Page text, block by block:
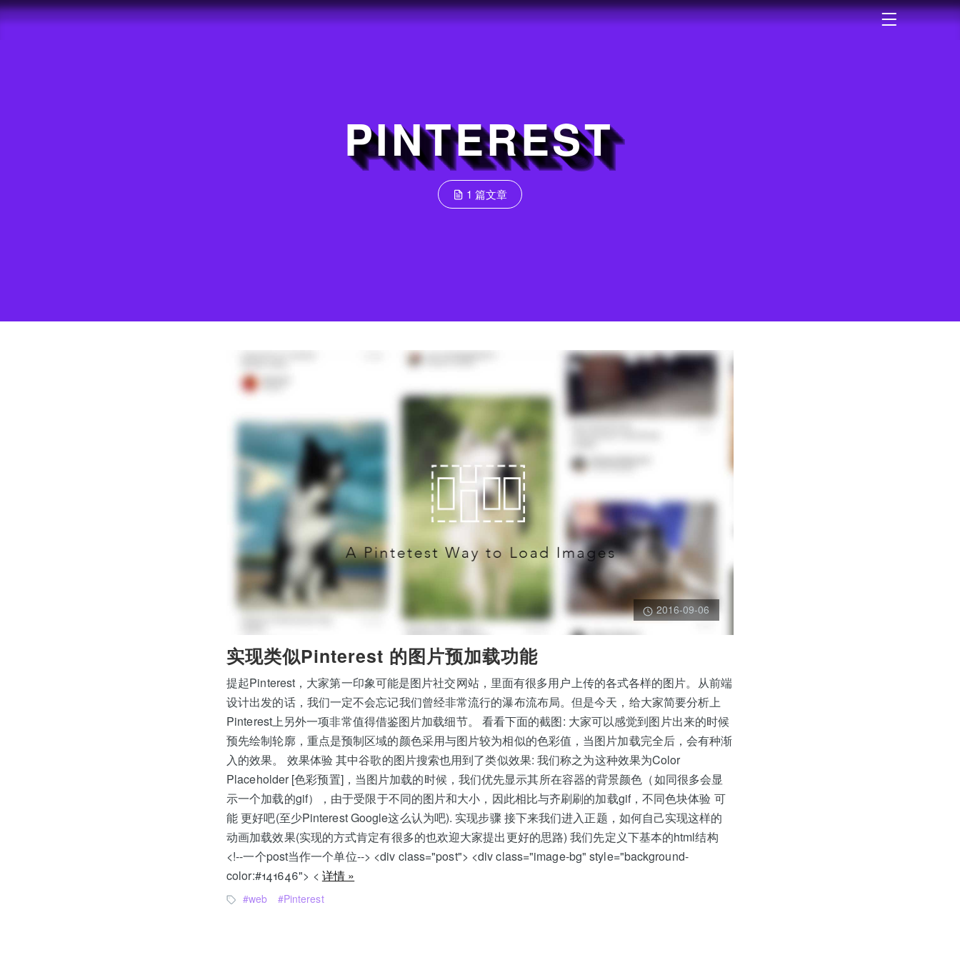
PINTEREST
1 篇文章
2016-09-06
实现类似Pinterest 的图片预加载功能
提起Pinterest，大家第一印象可能是图片社交网站，里面有很多用户上传的各式各样的图片。从前端
设计出发的话，我们一定不会忘记我们曾经非常流行的瀑布流布局。但是今天，给大家简要分析上
Pinterest上另外一项非常值得借鉴图片加载细节。 看看下面的截图: 大家可以感觉到图片出来的时候
预先绘制轮廓，重点是预制区域的颜色采用与图片较为相似的色彩值，当图片加载完全后，会有种渐
入的效果。 效果体验 其中谷歌的图片搜索也用到了类似效果: 我们称之为这种效果为Color
Placeholder [色彩预置]，当图片加载的时候，我们优先显示其所在容器的背景颜色（如同很多会显
示一个加载的gif），由于受限于不同的图片和大小，因此相比与齐刷刷的加载gif，不同色块体验 可
能 更好吧(至少Pinterest Google这么认为吧). 实现步骤 接下来我们进入正题，如何自己实现这样的
动画加载效果(实现的方式肯定有很多的也欢迎大家提出更好的思路) 我们先定义下基本的html结构
<!--一个post当作一个单位--> <div class="post"> <div class="image-bg" style="background-
color:#141646"> < 详情 »
web Pinterest